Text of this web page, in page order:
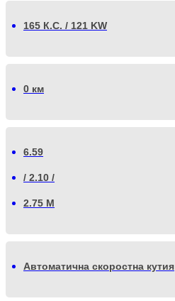
165 К.С. / 121 KW
0 км
6.59
/ 2.10 /
2.75 М
Автоматична скоростна кутия